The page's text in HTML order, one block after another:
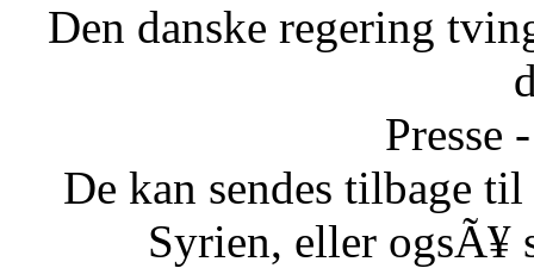
Den danske regering
Presse
De kan sendes tilbage
Syrien, eller ogsÃ¥